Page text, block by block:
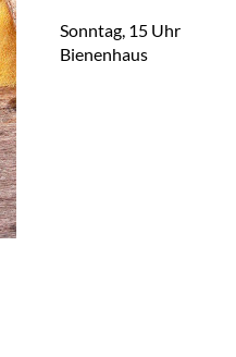
Sonn­tag, 15 Uhr
Bie­nen­haus